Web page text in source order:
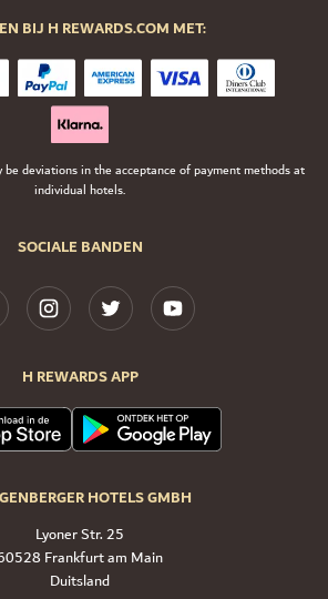
SOCIALE BANDEN
H REWARDS APP
HOTELS GMBH
Lyoner Str. 25
Frankfurt am Main
Duitsland
BIJ H REWARDS.COM MET:
deviations in the acceptance of payment methods at
individual hotels.